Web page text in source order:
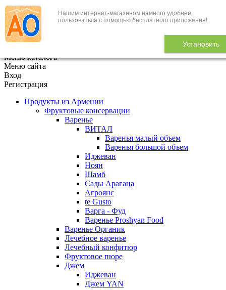
Нашим интернет-магазином намного удобнее
пользоваться с помощью бесплатного приложения!
Установить
+7 (495) 646-888-1
В корзине 0
Меню каталога
Меню сайта
Вход
Регистрация
Продукты из Армении
Фруктовые консервации
Варенье
ВИТАЛ
Варенья малый объем
Варенья большой объем
Иджеван
Ноян
Шамб
Сады Арагаца
Агроянс
te Gusto
Варга - Фуд
Варенье Proshyan Food
Варенье Органик
Лечебное варенье
Лечебный конфитюр
Фруктовое пюре
Джем
Иджеван
Джем YAN